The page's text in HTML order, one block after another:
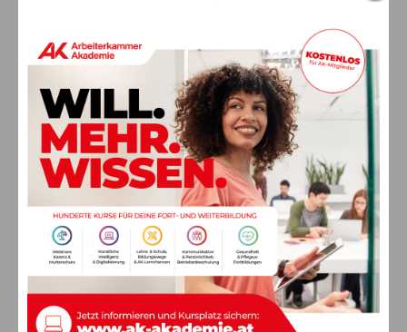
Direktorin Katharina Wastl mit Schülern der MMS Hermagor im Musikunterricht
Musikmittelschule Hermagor –
Kreativität und Professionalität
für unsere Kinder!
Das Kollegium der Musikmittelschule Hermagor hat es sich
zum Ziel gesetzt, der hohen Leistungsbereitschaft, dem
Leistungswillen und der Leistungsfähigkeit der Schülerinnen
und Schüler mit viel Professionalität und einer sehr
praxisorientierten Methodenvielfalt zu begegnen. Mit einem
attraktiven Musikschwerpunkt hat sich der Schulstandort als
niveauvolle Bildungseinrichtung etabliert, in der der Kreativität